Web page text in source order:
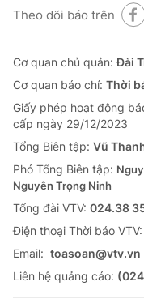
Theo dõi báo trên
Cơ quan chủ quản:Đài
Cơ quan báo chí: Thời
Giấy phép hoạt động
cấp ngày 29/12/2023
Tổng Biên tập: Vũ
Phó Tổng Biên tập:
Nguyễn Trọng Ninh
Tổng đài VTV: 024.38
Ðiện thoại Thời báo VTV:
Email: toasoan@vtv.vn
Liên hệ quảng cáo: